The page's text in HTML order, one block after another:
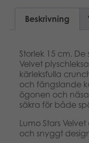
Applikationer
Norsk
Polski
Beskrivning
Storlek 15 cm. De
Velvet
kärleksfulla
och fängslande
ögonen och
säkra för både
Lumo Stars
och snyggt